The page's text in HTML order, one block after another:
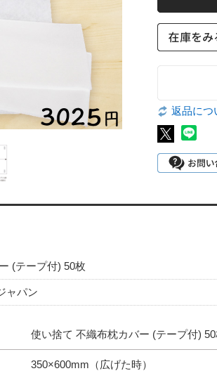
返品につ
(テープ付) 50枚
ャパン
使い捨て 不織布枕カバー (テープ付) 50
350×600mm（広げた時）